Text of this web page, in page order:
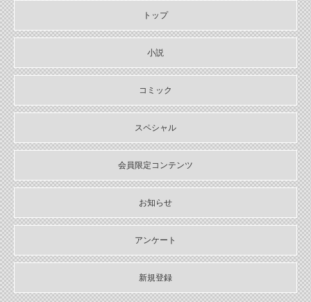
の結婚事情1』特典情報
2024/10/29
【11月上旬〜12月上旬】Sonyaコミックス４周年フェア特典情報
2024/10/29
【期間限定無料配信！】Sonyaコミックス【単話お試し読み合本
版】
2024/10/04
2024年10月刊電子書籍配信のお知らせ
2024/09/04
2024年９月刊電子書籍配信のお知らせ
2024/08/05
2024年８月刊電子書籍配信のお知らせ
2024/07/03
2024年７月刊電子書籍配信のお知らせ
2024/06/05
トップ
小説
コミック
スペシャル
会員限定コンテンツ
お知らせ
アンケート
新規登録